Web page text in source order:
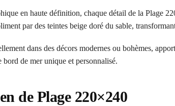
en haute définition, chaque détail de la Plage
par des teintes beige doré du sable,
dans des décors modernes ou bohèmes,
de mer unique et personnalisé.
de Plage 220×240